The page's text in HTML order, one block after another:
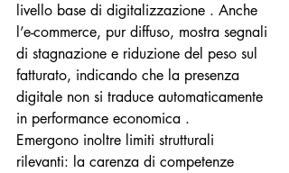
livello base di digitalizzazione . Anche
l’e-commerce, pur diffuso, mostra segnali
di stagnazione e riduzione del peso sul
fatturato, indicando che la presenza
digitale non si traduce automaticamente
in performance economica .
Emergono inoltre limiti strutturali
rilevanti: la carenza di competenze